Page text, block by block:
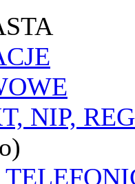
NIP,